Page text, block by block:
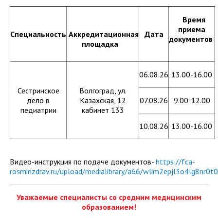
обучении по образовательной программе среднего
профессионального образования по специальности
34.02.01 Сестринское дело (база 11 классов, очная
обучении по образовательной программе среднего
профессионального образования по специальности
34.02.01 Сестринское дело (база 11 классов, очно-
заочная форма обучения)
Специальность Аккредитационная
площадка
Дата
Время
приема
документов
Сестринское
дело в
педиатрии
Волгоград, ул.
Казахская, 12
кабинет 133
06.08.26 13.00-16.00
07.08.26 9.00-12.00
10.08.26 13.00-16.00
Видео-инструкция по подаче документов- https://fca-
rosminzdrav.ru/upload/medialibrary/a66/
Уважаемые специалисты со средним медицинским
образованием!